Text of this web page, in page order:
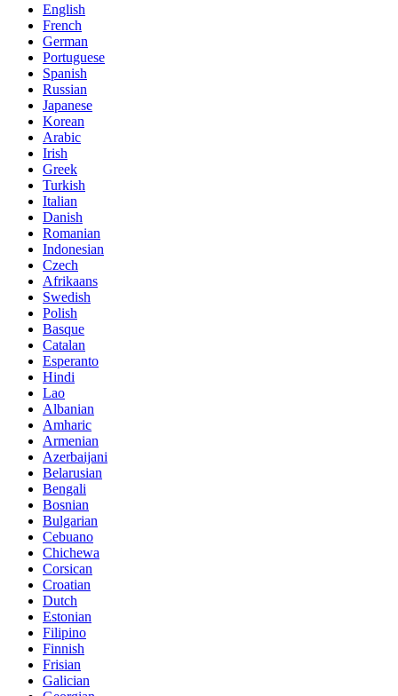
English
French
German
Portuguese
Spanish
Russian
Japanese
Korean
Arabic
Irish
Greek
Turkish
Italian
Danish
Romanian
Indonesian
Czech
Afrikaans
Swedish
Polish
Basque
Catalan
Esperanto
Hindi
Lao
Albanian
Amharic
Armenian
Azerbaijani
Belarusian
Bengali
Bosnian
Bulgarian
Cebuano
Chichewa
Corsican
Croatian
Dutch
Estonian
Filipino
Finnish
Frisian
Galician